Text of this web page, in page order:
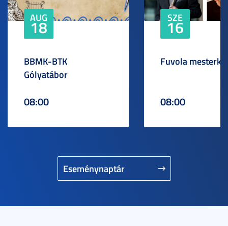
Eseménynaptár
AUG
18
BBMK-BTK
Gólyatábor
08:00
SZE
16
Fuvola
08:00